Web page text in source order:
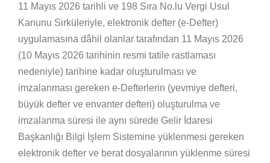
11 Mayıs 2026 tarihli ve 198 Sıra No.lu Vergi Usul
Kanunu Sirküleriyle, elektronik defter (e-Defter)
uygulamasına dâhil olanlar tarafından 11 Mayıs 2026
(10 Mayıs 2026 tarihinin resmi tatile rastlaması
nedeniyle) tarihine kadar oluşturulması ve
imzalanması gereken e-Defterlerin (yevmiye defteri,
büyük defter ve envanter defteri) oluşturulma ve
imzalanma süresi ile aynı sürede Gelir İdaresi
Başkanlığı Bilgi İşlem Sistemine yüklenmesi gereken
elektronik defter ve berat dosyalarının yüklenme süresi